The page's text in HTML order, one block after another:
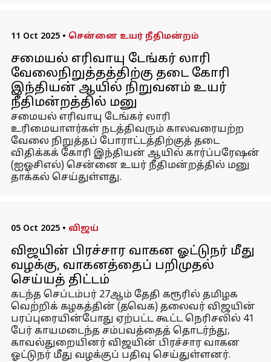
11 Oct 2025 • சென்னை உயர் நீதிமன்றம்
சமையல் எரிவாயு டேங்கர் லாரி
வேலைநிறுத்தத்திற்கு தடை கோரி
இந்தியன் ஆயில் நிறுவனம் உயர்
நீதிமன்றத்தில் மனு
சமையல் எரிவாயு டேங்கர் லாரி
உரிமையாளர்கள் நடத்திவரும் காலவரையற்ற
வேலை நிறுத்தப் போராட்டத்திற்குத் தடை
விதிக்கக் கோரி இந்தியன் ஆயில் கார்ப்பரேஷன்
(ஐஓசிஎல்) சென்னை உயர் நீதிமன்றத்தில் மனு
தாக்கல் செய்துள்ளது.
05 Oct 2025 • விஜய்
விஜயின் பிரச்சார வாகன ஓட்டுநர் மீது
வழக்கு, வாகனத்தைப் பறிமுதல்
செய்யத் திட்டம்
கடந்த செப்டம்பர் 27ஆம் தேதி கரூரில் தமிழக
வெற்றிக் கழகத்தின் (தவெக) தலைவர் விஜயின்
பரப்புரையின்போது ஏற்பட்ட கூட்ட நெரிசலில் 41
பேர் காயமடைந்த சம்பவத்தைத் தொடர்ந்து,
காவல்துறையினர் விஜயின் பிரச்சார வாகன
ஓட்டுநர் மீது வழக்குப் பதிவு செய்துள்ளனர்.